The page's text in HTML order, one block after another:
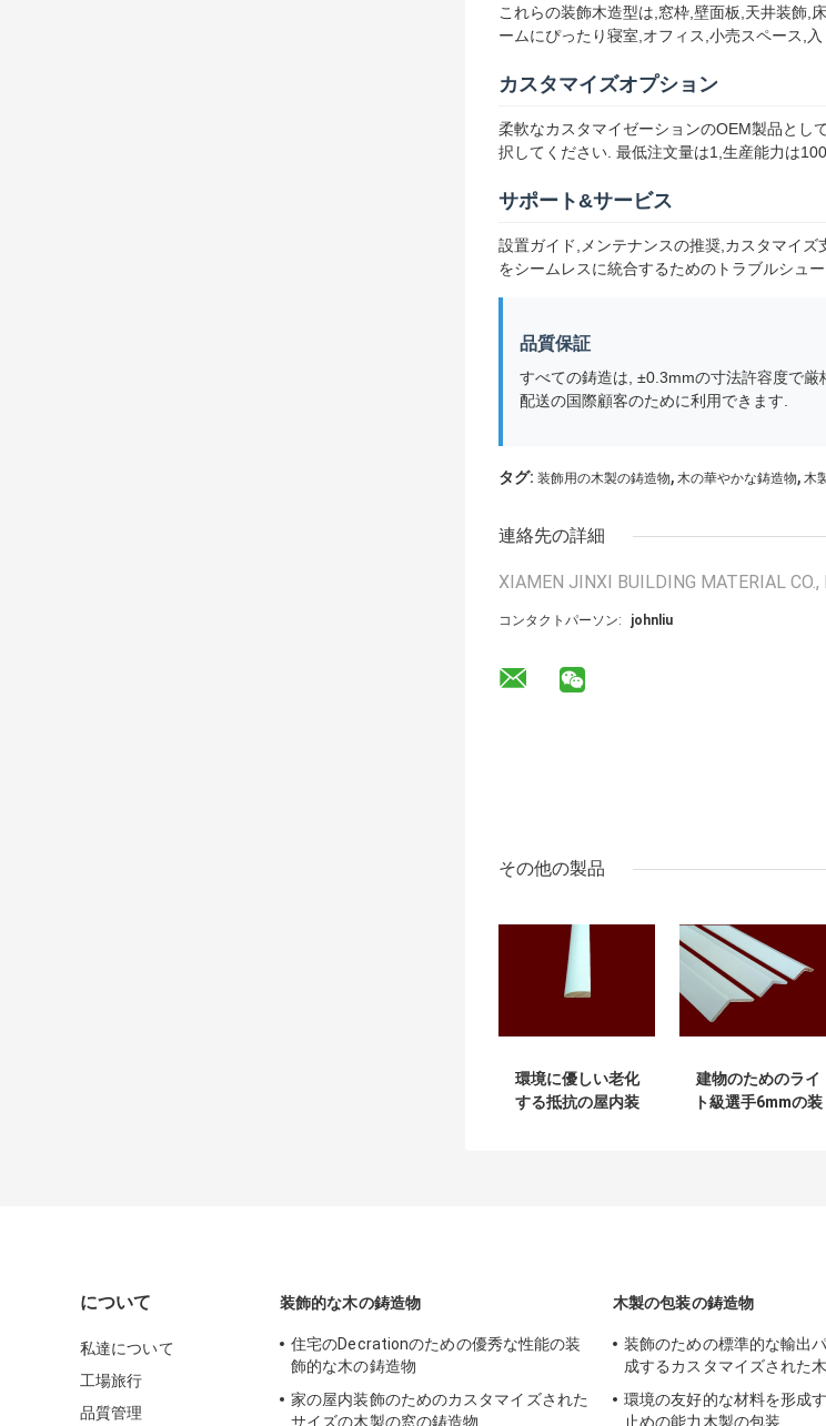
これらの装飾木造型は,窓枠,壁面板,天井装飾,
ームにぴったり寝室,オフィス,小売スペース,入
カスタマイズオプション
柔軟なカスタマイゼーションのOEM製品とし
択してください. 最低注文量は1,生産能力は
サポート&サービス
設置ガイド,メンテナンスの推奨,カスタマイ
をシームレスに統合するためのトラブルシュ
品質保証
すべての鋳造は, ±0.3mmの寸法許容度で
配送の国際顧客のために利用できます.
タグ: 装飾用の木製の鋳造物, 木の華やかな鋳造物, 木
連絡先の詳細
XIAMEN JINXI BUILDING MATERIAL CO.,
コンタクトパーソン: johnliu
その他の製品
環境に優しい老化
する抵抗の屋内装
建物のためのライ
ト級選手6mmの装
について
私達について
工場旅行
品質管理
装飾的な木の鋳造物
住宅のDecrationのための優秀な性能の装
飾的な木の鋳造物
家の屋内装飾のためのカスタマイズされた
サイズの木製の窓の鋳造物
木製の包装の鋳造物
装飾のための標準的な輸出
成するカスタマイズされた
環境の友好的な材料を形成
止めの能力木製の包装